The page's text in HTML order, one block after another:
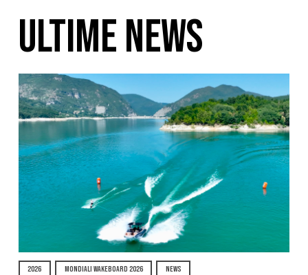
ULTIME NEWS
2026 MONDIALI WAKEBOARD 2026 NEWS